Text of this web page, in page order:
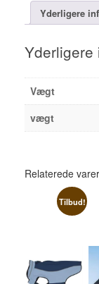
Yderligere
Yderligere
Vægt
vægt
Relaterede varer
Tilbud!